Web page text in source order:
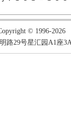
© 1996-2026
路29号星汇园A1座